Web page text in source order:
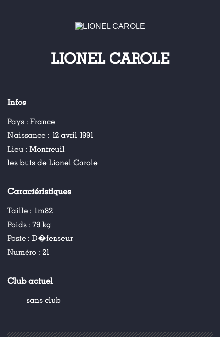
LIONEL CAROLE
Infos
Pays : France
Naissance : 12 avril 1991
Lieu : Montreuil
les buts de Lionel Carole
Caractéristiques
Taille : 1m82
Poids : 79 kg
Poste : D�fenseur
Numéro : 21
Club actuel
sans club